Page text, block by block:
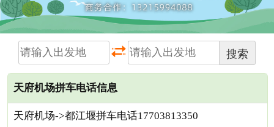
搜索
天府机场拼车电话信息
天府机场->都江堰拼车电话17703813350